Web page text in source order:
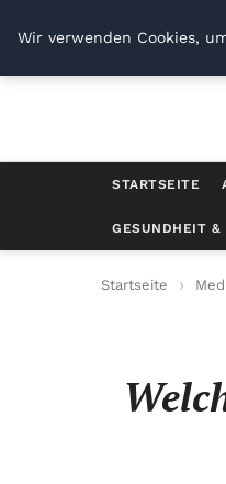
STARTSEITE
GESUNDHEIT &
Startseite
Wir verwenden Cookies,